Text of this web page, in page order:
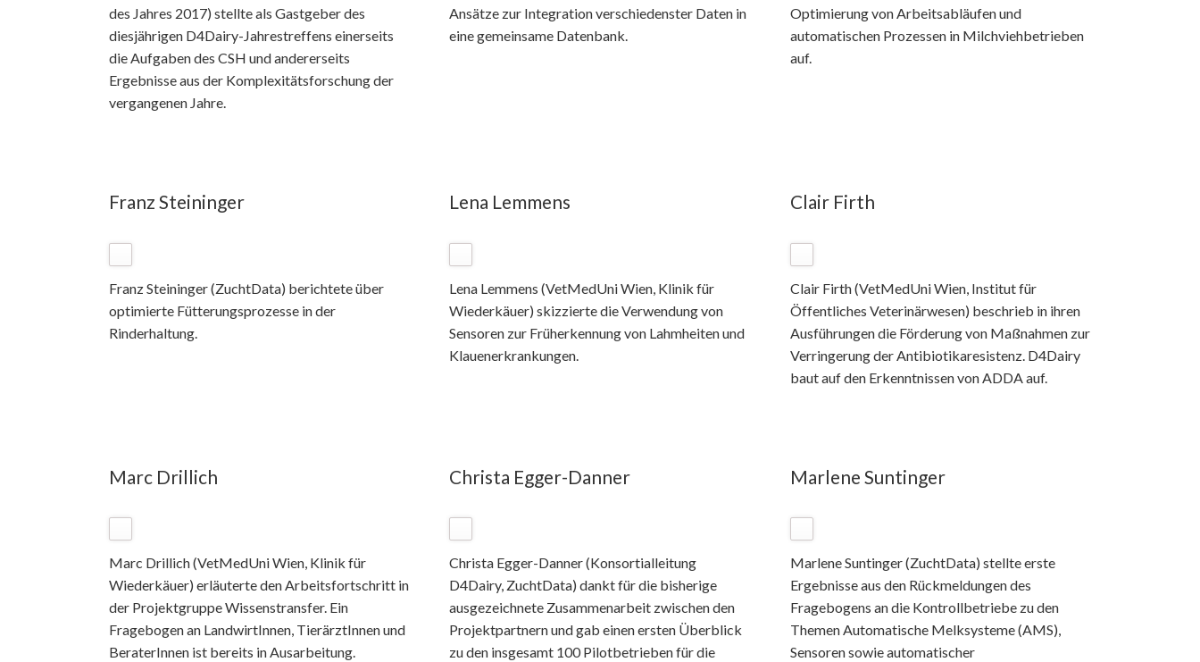
des Jahres 2017) stellte als Gastgeber des
diesjährigen D4Dairy-Jahrestreffens einerseits
die Aufgaben des CSH und andererseits
Ergebnisse aus der Komplexitätsforschung der
vergangenen Jahre.
Ansätze zur Integration verschiedenster Daten in
eine gemeinsame Datenbank.
Optimierung von Arbeitsabläufen und
automatischen Prozessen in Milchviehbetrieben
auf.
Franz Steininger
Franz Steininger (ZuchtData) berichtete über
optimierte Fütterungsprozesse in der
Rinderhaltung.
Lena Lemmens
Lena Lemmens (VetMedUni Wien, Klinik für
Wiederkäuer) skizzierte die Verwendung von
Sensoren zur Früherkennung von Lahmheiten und
Klauenerkrankungen.
Clair Firth
Clair Firth (VetMedUni Wien, Institut für
Öffentliches Veterinärwesen) beschrieb in ihren
Ausführungen die Förderung von Maßnahmen zur
Verringerung der Antibiotikaresistenz. D4Dairy
baut auf den Erkenntnissen von ADDA auf.
Marc Drillich
Marc Drillich (VetMedUni Wien, Klinik für
Wiederkäuer) erläuterte den Arbeitsfortschritt in
der Projektgruppe Wissenstransfer. Ein
Fragebogen an LandwirtInnen, TierärztInnen und
BeraterInnen ist bereits in Ausarbeitung.
Christa Egger-Danner
Christa Egger-Danner (Konsortialleitung
D4Dairy, ZuchtData) dankt für die bisherige
ausgezeichnete Zusammenarbeit zwischen den
Projektpartnern und gab einen ersten Überblick
zu den insgesamt 100 Pilotbetrieben für die
Marlene Suntinger
Marlene Suntinger (ZuchtData) stellte erste
Ergebnisse aus den Rückmeldungen des
Fragebogens an die Kontrollbetriebe zu den
Themen Automatische Melksysteme (AMS),
Sensoren sowie automatischer